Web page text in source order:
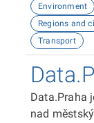
školství,
potenciálu
Environment
Regions and
Transport
Data.Praha
nad